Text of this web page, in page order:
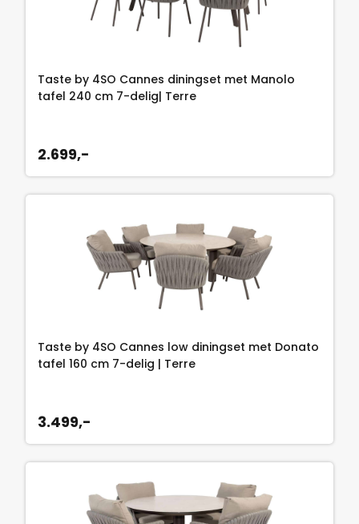
Taste by 4SO Cannes diningset met Manolo
tafel 240 cm 7-delig| Terre
2.699,-
Taste by 4SO Cannes low diningset met Donato
tafel 160 cm 7-delig | Terre
3.499,-